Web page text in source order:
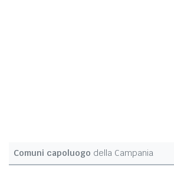
Comuni capoluogo della Campania